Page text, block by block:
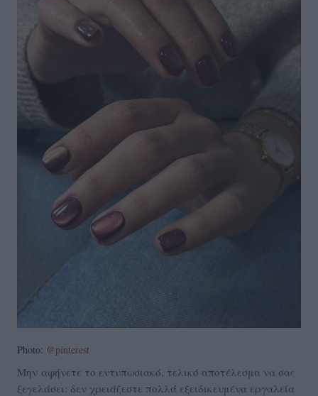
Photo: @pinterest
Μην αφήνετε το εντυπωσιακό, τελικό αποτέλεσμα να σας
ξεγελάσει: δεν χρειάζεστε πολλά εξειδικευμένα εργαλεία